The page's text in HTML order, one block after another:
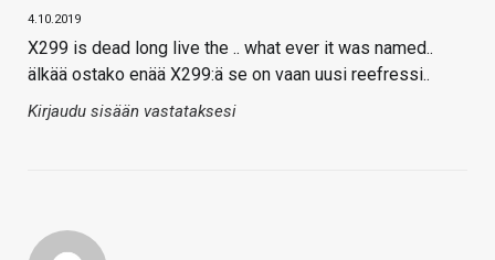
4.10.2019
X299 is dead long live the .. what ever it was named..
älkää ostako enää X299:ä se on vaan uusi reefressi..
Kirjaudu sisään vastataksesi